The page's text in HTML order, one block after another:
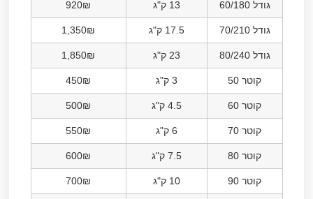
גודל 60/180 13 ק"ג 920₪
גודל 70/210 17.5 ק"ג 1,350₪
גודל 80/240 23 ק"ג 1,850₪
קוטר 50 3 ק"ג 450₪
קוטר 60 4.5 ק"ג 500₪
קוטר 70 6 ק"ג 550₪
קוטר 80 7.5 ק"ג 600₪
קוטר 90 10 ק"ג 700₪